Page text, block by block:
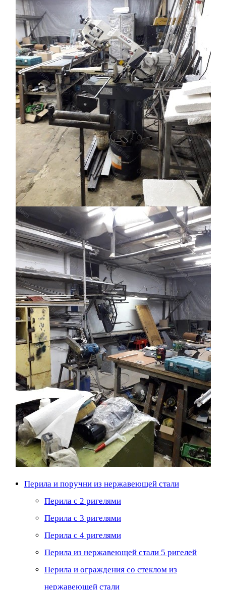
Перила и поручни из нержавеющей стали
Перила с 2 ригелями
Перила с 3 ригелями
Перила с 4 ригелями
Перила из нержавеющей стали 5 ригелей
Перила и ограждения со стеклом из
нержавеющей стали